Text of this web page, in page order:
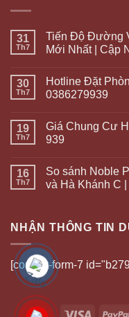
31
Th7
Tiến Độ Đường
Mới Nhất | Cập
30
Th7
Hotline Đặt
0386279939
19
Th7
Giá Chung Cư
939
16
Th7
So sánh Noble
và Hà Khánh C
NHẬN THÔNG TIN
[contact-form-7